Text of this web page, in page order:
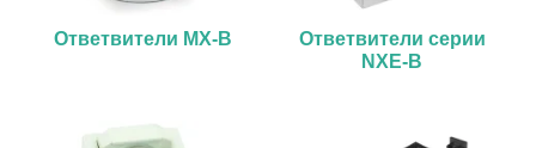
Ответвители MX-B
Ответвители серии
NXE-B